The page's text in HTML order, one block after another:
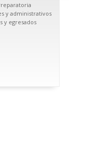
y administrativos
y egresados